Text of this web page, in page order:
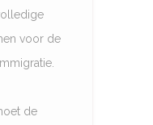
voor de
de